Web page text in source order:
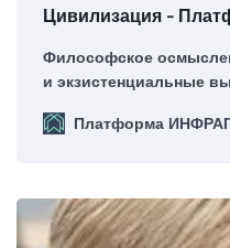
Цивилизация -
Философское
и экзистенциальные
цивилизации на
экспансия, эволюция
Платформа